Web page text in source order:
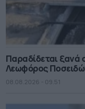
Παραδίδεται ξανά
Λεωφόρος
08.08.2026 - 09.51